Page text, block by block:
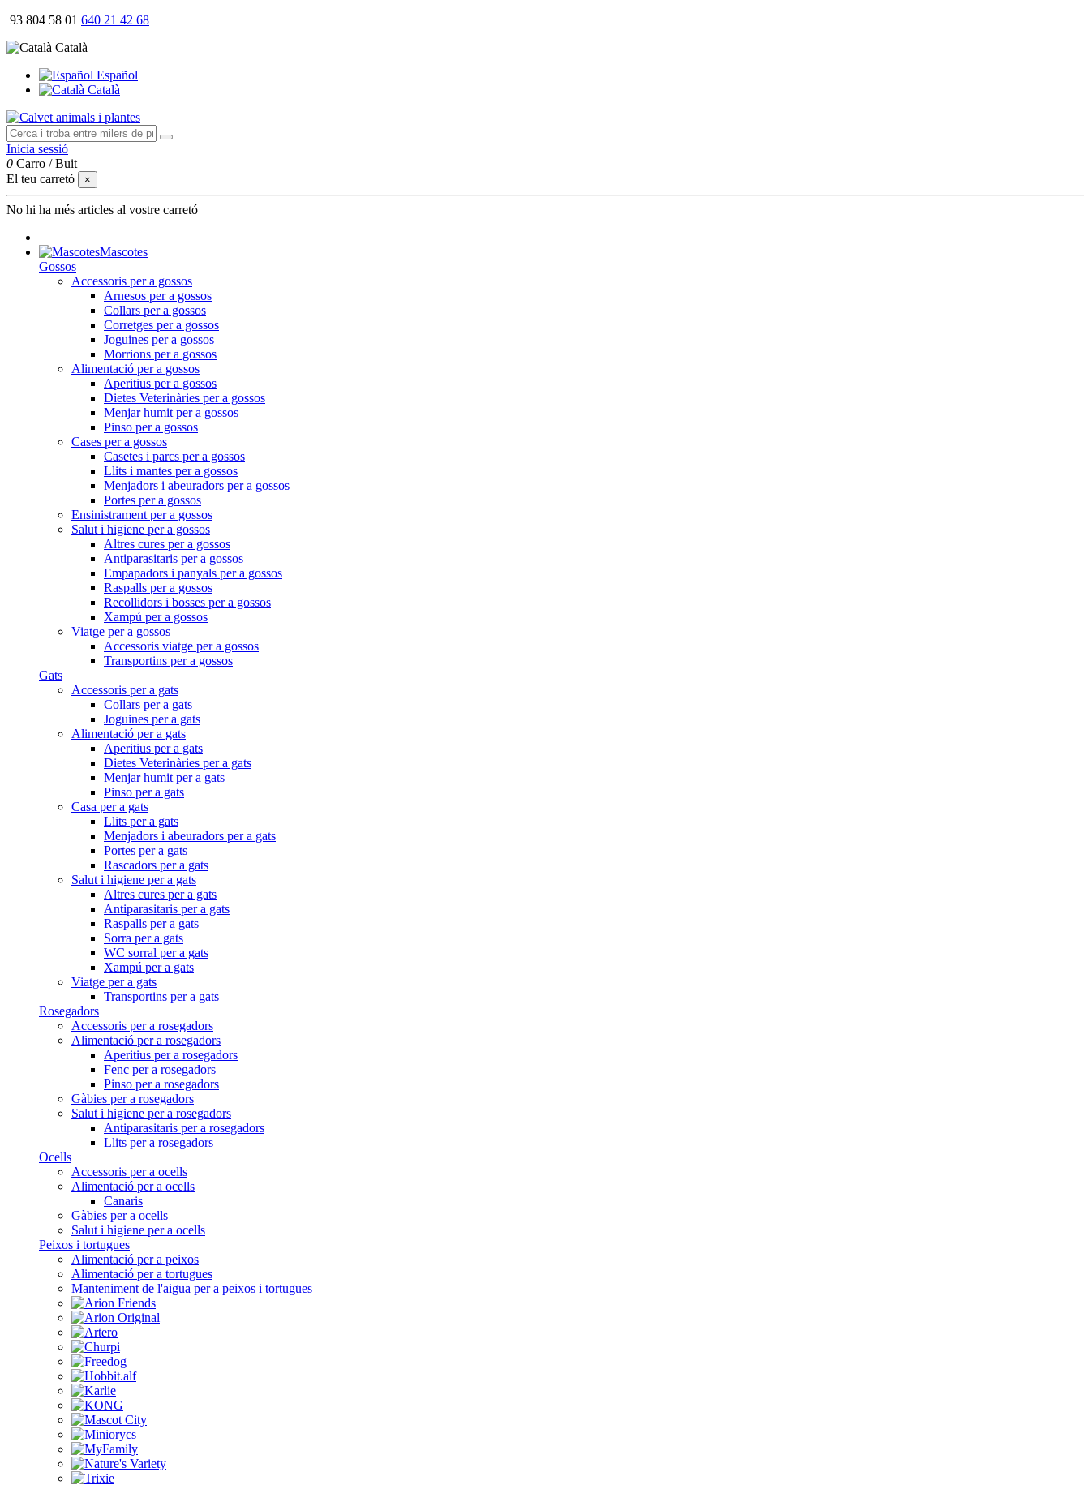
93 804 58 01 640 21 42 68
Català
Español
Català
Inicia sessió
0 Carro /Buit
El teu carretó
×
No hi ha més articles al vostre carretó
Mascotes
Gossos
Accessoris per a gossos
Arnesos per a gossos
Collars per a gossos
Corretges per a gossos
Joguines per a gossos
Morrions per a gossos
Alimentació per a gossos
Aperitius per a gossos
Dietes Veterinàries per a gossos
Menjar humit per a gossos
Pinso per a gossos
Cases per a gossos
Casetes i parcs per a gossos
Llits i mantes per a gossos
Menjadors i abeuradors per a gossos
Portes per a gossos
Ensinistrament per a gossos
Salut i higiene per a gossos
Altres cures per a gossos
Antiparasitaris per a gossos
Empapadors i panyals per a gossos
Raspalls per a gossos
Recollidors i bosses per a gossos
Xampú per a gossos
Viatge per a gossos
Accessoris viatge per a gossos
Transportins per a gossos
Gats
Accessoris per a gats
Collars per a gats
Joguines per a gats
Alimentació per a gats
Aperitius per a gats
Dietes Veterinàries per a gats
Menjar humit per a gats
Pinso per a gats
Casa per a gats
Llits per a gats
Menjadors i abeuradors per a gats
Portes per a gats
Rascadors per a gats
Salut i higiene per a gats
Altres cures per a gats
Antiparasitaris per a gats
Raspalls per a gats
Sorra per a gats
WC sorral per a gats
Xampú per a gats
Viatge per a gats
Transportins per a gats
Rosegadors
Accessoris per a rosegadors
Alimentació per a rosegadors
Aperitius per a rosegadors
Fenc per a rosegadors
Pinso per a rosegadors
Gàbies per a rosegadors
Salut i higiene per a rosegadors
Antiparasitaris per a rosegadors
Llits per a rosegadors
Ocells
Accessoris per a ocells
Alimentació per a ocells
Canaris
Gàbies per a ocells
Salut i higiene per a ocells
Peixos i tortugues
Alimentació per a peixos
Alimentació per a tortugues
Manteniment de l'aigua per a peixos i tortugues